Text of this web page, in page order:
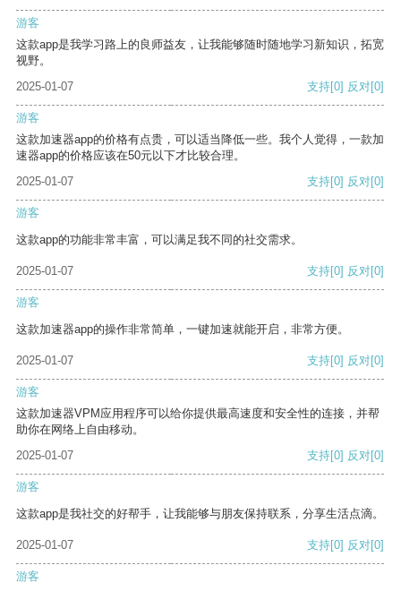
游客
这款app是我学习路上的良师益友，让我能够随时随地学习新知识，拓宽
视野。
2025-01-07
支持[0] 反对[0]
游客
这款加速器app的价格有点贵，可以适当降低一些。我个人觉得，一款加
速器app的价格应该在50元以下才比较合理。
2025-01-07
支持[0] 反对[0]
游客
这款app的功能非常丰富，可以满足我不同的社交需求。
2025-01-07 支持[0] 反对[0]
游客
这款加速器app的操作非常简单，一键加速就能开启，非常方便。
2025-01-07 支持[0] 反对[0]
游客
这款加速器VPM应用程序可以给你提供最高速度和安全性的连接，并帮
助你在网络上自由移动。
2025-01-07
支持[0] 反对[0]
游客
这款app是我社交的好帮手，让我能够与朋友保持联系，分享生活点滴。
2025-01-07 支持[0] 反对[0]
游客